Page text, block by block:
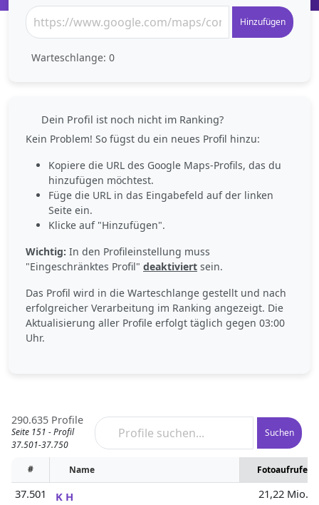
Hinzufügen
Warteschlange: 0
Dein Profil ist noch nicht im Ranking?
Kein Problem! So fügst du ein neues Profil hinzu:
Kopiere die URL des Google Maps-Profils, das du
hinzufügen möchtest.
Füge die URL in das Eingabefeld auf der linken
Seite ein.
Klicke auf "Hinzufügen".
Wichtig: In den Profileinstellung muss
"Eingeschränktes Profil" deaktiviert sein.
Das Profil wird in die Warteschlange gestellt und nach
erfolgreicher Verarbeitung im Ranking angezeigt. Die
Aktualisierung aller Profile erfolgt täglich gegen 03:00
Uhr.
290.635 Profile
Seite 151 - Profil
37.501-37.750
Suchen
# Name Fotoaufrufe
37.501 K H
21,22 Mio.